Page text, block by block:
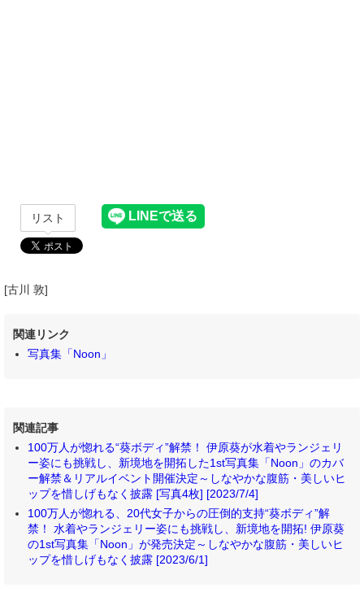
リスト
[古川 敦]
関連リンク
写真集「Noon」
関連記事
100万人が惚れる“葵ボディ”解禁！ 伊原葵が水着やランジェリ
ー姿にも挑戦し、新境地を開拓した1st写真集「Noon」のカバ
ー解禁＆リアルイベント開催決定～しなやかな腹筋・美しいヒ
ップを惜しげもなく披露 [写真4枚] [2023/7/4]
100万人が惚れる、20代女子からの圧倒的支持“葵ボディ”解
禁！ 水着やランジェリー姿にも挑戦し、新境地を開拓! 伊原葵
の1st写真集「Noon」が発売決定～しなやかな腹筋・美しいヒ
ップを惜しげもなく披露 [2023/6/1]